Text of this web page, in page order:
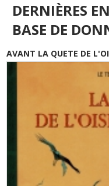
DERNIÈRES
BASE DE
AVANT LA QUETE DE